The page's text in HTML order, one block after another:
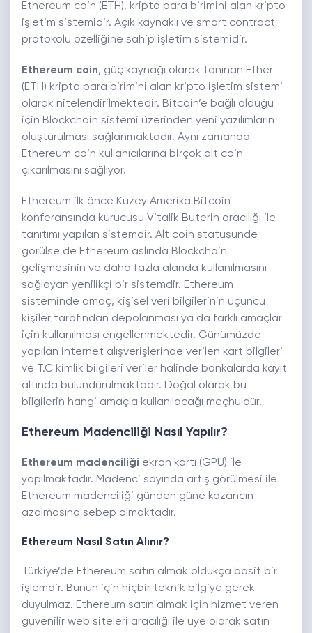
Ethereum coin (ETH), kripto para birimini alan kripto
işletim sistemidir. Açık kaynaklı ve smart contract
protokolü özelliğine sahip işletim sistemidir.
Ethereum coin, güç kaynağı olarak tanınan Ether
(ETH) kripto para birimini alan kripto işletim sistemi
olarak nitelendirilmektedir. Bitcoin’e bağlı olduğu
için Blockchain sistemi üzerinden yeni yazılımların
oluşturulması sağlanmaktadır. Aynı zamanda
Ethereum coin kullanıcılarına birçok alt coin
çıkarılmasını sağlıyor.
Ethereum ilk önce Kuzey Amerika Bitcoin
konferansında kurucusu Vitalik Buterin aracılığı ile
tanıtımı yapılan sistemdir. Alt coin statüsünde
görülse de Ethereum aslında Blockchain
gelişmesinin ve daha fazla alanda kullanılmasını
sağlayan yenilikçi bir sistemdir. Ethereum
sisteminde amaç, kişisel veri bilgilerinin üçüncü
kişiler tarafından depolanması ya da farklı amaçlar
için kullanılması engellenmektedir. Günümüzde
yapılan internet alışverişlerinde verilen kart bilgileri
ve T.C kimlik bilgileri veriler halinde bankalarda kayıt
altında bulundurulmaktadır. Doğal olarak bu
bilgilerin hangi amaçla kullanılacağı meçhuldür.
Ethereum Madenciliği Nasıl Yapılır?
Ethereum madenciliği ekran kartı (GPU) ile
yapılmaktadır. Madenci sayında artış görülmesi ile
Ethereum madenciliği günden güne kazancın
azalmasına sebep olmaktadır.
Ethereum Nasıl Satın Alınır?
Türkiye’de Ethereum satın almak oldukça basit bir
işlemdir. Bunun için hiçbir teknik bilgiye gerek
duyulmaz. Ethereum satın almak için hizmet veren
güvenilir web siteleri aracılığı ile üye olarak satın